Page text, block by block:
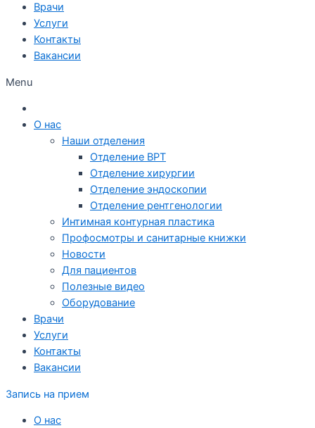
Врачи
Услуги
Контакты
Вакансии
Menu
О нас
Наши отделения
Отделение ВРТ
Отделение хирургии
Отделение эндоскопии
Отделение рентгенологии
Интимная контурная пластика
Профосмотры и санитарные книжки
Новости
Для пациентов
Полезные видео
Оборудование
Врачи
Услуги
Контакты
Вакансии
Запись на прием
О нас